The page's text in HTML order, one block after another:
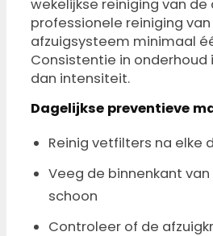
wekelijkse reiniging van de
professionele reiniging
afzuigsysteem minimaal
Consistentie in onderhoud
dan intensiteit.
Dagelijkse preventieve
Reinig vetfilters na elke
Veeg de binnenkant
schoon
Controleer of de